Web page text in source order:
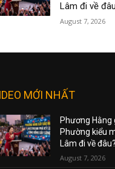
Lâm đi về
August 7, 2026
MỚI NHẤT
Phương Hằng
Phường kiểu
Lâm đi về đâu?
August 7, 2026